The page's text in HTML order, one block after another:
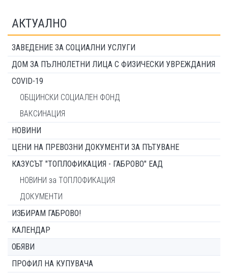
АКТУАЛНО
ЗАВЕДЕНИЕ ЗА СОЦИАЛНИ УСЛУГИ
ДОМ ЗА ПЪЛНОЛЕТНИ ЛИЦА С ФИЗИЧЕСКИ УВРЕЖДАНИЯ
COVID-19
ОБЩИНСКИ СОЦИАЛЕН ФОНД
ВАКСИНАЦИЯ
НОВИНИ
ЦЕНИ НА ПРЕВОЗНИ ДОКУМЕНТИ ЗА ПЪТУВАНЕ
КАЗУСЪТ "ТОПЛОФИКАЦИЯ - ГАБРОВО" ЕАД
НОВИНИ за ТОПЛОФИКАЦИЯ
ДОКУМЕНТИ
ИЗБИРАМ ГАБРОВО!
КАЛЕНДАР
ОБЯВИ
ПРОФИЛ НА КУПУВАЧА